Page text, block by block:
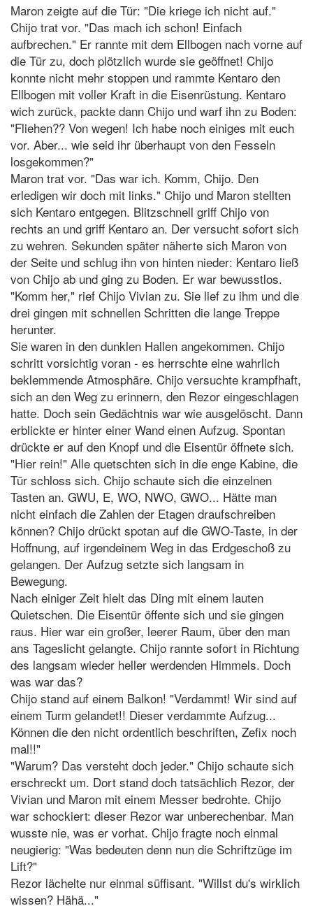
Maron zeigte auf die Tür: "Die kriege ich nicht auf."
Chijo trat vor. "Das mach ich schon! Einfach
aufbrechen." Er rannte mit dem Ellbogen nach vorne auf
die Tür zu, doch plötzlich wurde sie geöffnet! Chijo
konnte nicht mehr stoppen und rammte Kentaro den
Ellbogen mit voller Kraft in die Eisenrüstung. Kentaro
wich zurück, packte dann Chijo und warf ihn zu Boden:
"Fliehen?? Von wegen! Ich habe noch einiges mit euch
vor. Aber... wie seid ihr überhaupt von den Fesseln
losgekommen?"
Maron trat vor. "Das war ich. Komm, Chijo. Den
erledigen wir doch mit links." Chijo und Maron stellten
sich Kentaro entgegen. Blitzschnell griff Chijo von
rechts an und griff Kentaro an. Der versucht sofort sich
zu wehren. Sekunden später näherte sich Maron von
der Seite und schlug ihn von hinten nieder: Kentaro ließ
von Chijo ab und ging zu Boden. Er war bewusstlos.
"Komm her," rief Chijo Vivian zu. Sie lief zu ihm und die
drei gingen mit schnellen Schritten die lange Treppe
herunter.
Sie waren in den dunklen Hallen angekommen. Chijo
schritt vorsichtig voran - es herrschte eine wahrlich
beklemmende Atmosphäre. Chijo versuchte krampfhaft,
sich an den Weg zu erinnern, den Rezor eingeschlagen
hatte. Doch sein Gedächtnis war wie ausgelöscht. Dann
erblickte er hinter einer Wand einen Aufzug. Spontan
drückte er auf den Knopf und die Eisentür öffnete sich.
"Hier rein!" Alle quetschten sich in die enge Kabine, die
Tür schloss sich. Chijo schaute sich die einzelnen
Tasten an. GWU, E, WO, NWO, GWO... Hätte man
nicht einfach die Zahlen der Etagen draufschreiben
können? Chijo drückt spotan auf die GWO-Taste, in der
Hoffnung, auf irgendeinem Weg in das Erdgeschoß zu
gelangen. Der Aufzug setzte sich langsam in
Bewegung.
Nach einiger Zeit hielt das Ding mit einem lauten
Quietschen. Die Eisentür öffente sich und sie gingen
raus. Hier war ein großer, leerer Raum, über den man
ans Tageslicht gelangte. Chijo rannte sofort in Richtung
des langsam wieder heller werdenden Himmels. Doch
was war das?
Chijo stand auf einem Balkon! "Verdammt! Wir sind auf
einem Turm gelandet!! Dieser verdammte Aufzug...
Können die den nicht ordentlich beschriften, Zefix noch
mal!!"
"Warum? Das versteht doch jeder." Chijo schaute sich
erschreckt um. Dort stand doch tatsächlich Rezor, der
Vivian und Maron mit einem Messer bedrohte. Chijo
war schockiert: dieser Rezor war unberechenbar. Man
wusste nie, was er vorhat. Chijo fragte noch einmal
neugierig: "Was bedeuten denn nun die Schriftzüge im
Lift?"
Rezor lächelte nur einmal süffisant. "Willst du's wirklich
wissen? Hähä..."